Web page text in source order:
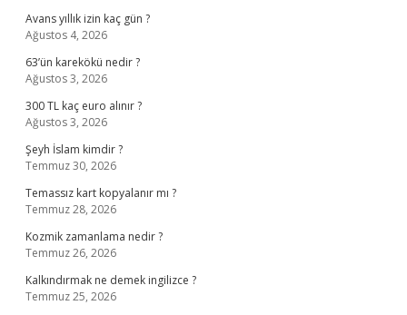
Avans yıllık izin kaç gün ?
Ağustos 4, 2026
63’ün karekökü nedir ?
Ağustos 3, 2026
300 TL kaç euro alınır ?
Ağustos 3, 2026
Şeyh İslam kimdir ?
Temmuz 30, 2026
Temassız kart kopyalanır mı ?
Temmuz 28, 2026
Kozmik zamanlama nedir ?
Temmuz 26, 2026
Kalkındırmak ne demek ingilizce ?
Temmuz 25, 2026